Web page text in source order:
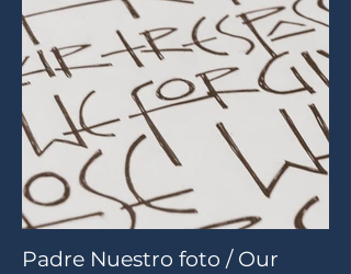
Padre Nuestro foto / Our